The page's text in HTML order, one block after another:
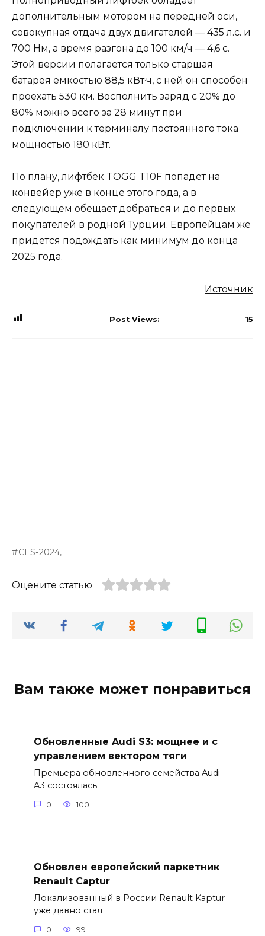
дополнительным мотором на передней оси,
совокупная отдача двух двигателей — 435 л.с. и
700 Нм, а время разгона до 100 км/ч — 4,6 с.
Этой версии полагается только старшая
батарея емкостью 88,5 кВт·ч, с ней он способен
проехать 530 км. Восполнить заряд с 20% до
80% можно всего за 28 минут при
подключении к терминалу постоянного тока
мощностью 180 кВт.
По плану, лифтбек TOGG T10F попадет на
конвейер уже в конце этого года, а в
следующем обещает добраться и до первых
покупателей в родной Турции. Европейцам же
придется подождать как минимум до конца
2025 года.
Источник
Post Views: 15
CES-2024,
Оцените статью
Вам также может понравиться
Обновленные Audi S3: мощнее и с
управлением вектором тяги
Премьера обновленного семейства Audi
A3 состоялась
0 100
Обновлен европейский паркетник
Renault Captur
Локализованный в России Renault Kaptur
уже давно стал
0 99